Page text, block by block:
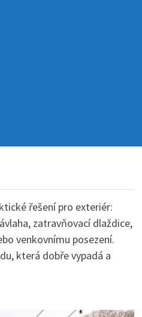
řešení pro exteriér:
zatravňovací dlaždice,
venkovnímu posezení.
která dobře vypadá a